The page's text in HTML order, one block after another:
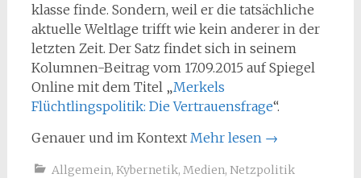
klasse finde. Sondern, weil er die tatsächliche
aktuelle Weltlage trifft wie kein anderer in der
letzten Zeit. Der Satz findet sich in seinem
Kolumnen-Beitrag vom 17.09.2015 auf Spiegel
Online mit dem Titel „Merkels
Flüchtlingspolitik: Die Vertrauensfrage“.
Genauer und im Kontext Mehr lesen →
Allgemein, Kybernetik, Medien, Netzpolitik